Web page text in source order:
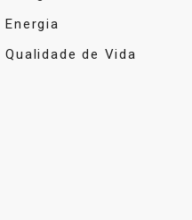
Energia
Qualidade de Vida